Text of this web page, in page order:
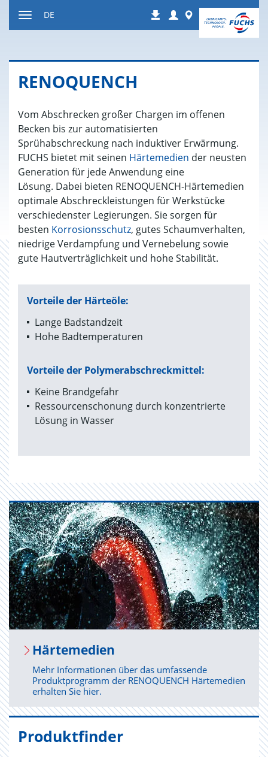
Inhalt
Downloads
Login Worldwide
DE
RE­NO­QUENCH
Vom Abschrecken großer Chargen im offenen
Becken bis zur automatisierten
Sprühabschreckung nach induktiver Erwärmung.
FUCHS bietet mit seinen Härtemedien der neusten
Generation für jede Anwendung eine
Lösung. Dabei bieten RENOQUENCH-Härtemedien
optimale Abschreckleistungen für Werkstücke
verschiedenster Legierungen. Sie sorgen für
besten Korrosionsschutz, gutes Schaumverhalten,
niedrige Verdampfung und Vernebelung sowie
gute Hautverträglichkeit und hohe Stabilität.
Vorteile der Härteöle:
Lange Badstandzeit
Hohe Badtemperaturen
Vorteile der Polymerabschreckmittel:
Keine Brandgefahr
Ressourcenschonung durch konzentrierte
Lösung in Wasser
Här­te­me­di­en
Mehr Informationen über das umfassende
Produktprogramm der RENOQUENCH Härtemedien
erhalten Sie hier.
Produktfinder